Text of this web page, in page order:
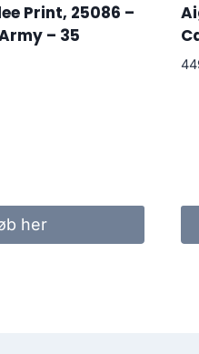
Print, 25086 –
– 35
her